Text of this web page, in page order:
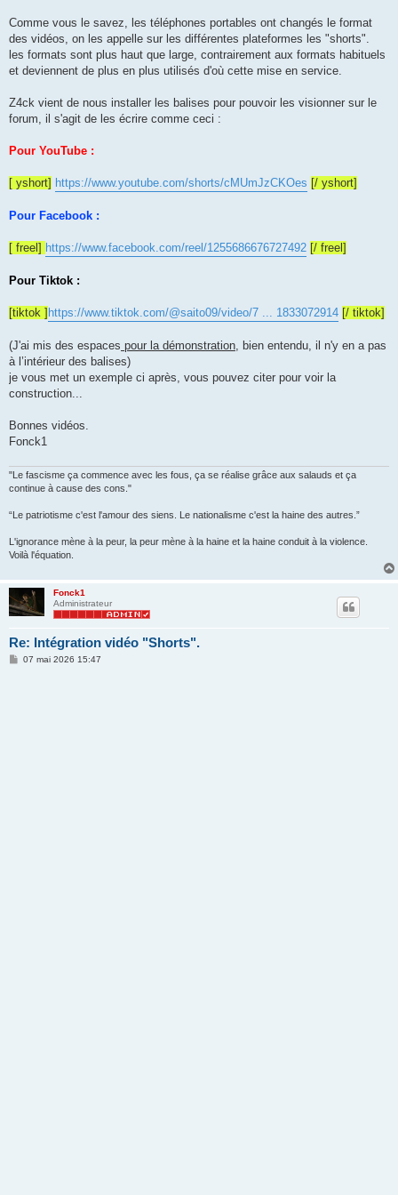
g
Comme vous le savez, les téléphones portables ont changés le format
des vidéos, on les appelle sur les différentes plateformes les "shorts".
les formats sont plus haut que large, contrairement aux formats habituels
et deviennent de plus en plus utilisés d'où cette mise en service.
Z4ck vient de nous installer les balises pour pouvoir les visionner sur le
forum, il s'agit de les écrire comme ceci :
Pour YouTube :
[ yshort] https://www.youtube.com/shorts/cMUmJzCKOes [/ yshort]
Pour Facebook :
[ freel] https://www.facebook.com/reel/1255686676727492 [/ freel]
Pour Tiktok :
[tiktok ] https://www.tiktok.com/@saito09/video/7 ... 1833072914 [/ tiktok]
(J'ai mis des espaces pour la démonstration, bien entendu, il n'y en a pas
à l’intérieur des balises)
je vous met un exemple ci après, vous pouvez citer pour voir la
construction...
Bonnes vidéos.
Fonck1
"Le fascisme ça commence avec les fous, ça se réalise grâce aux salauds et ça
continue à cause des cons."
“Le patriotisme c'est l'amour des siens. Le nationalisme c'est la haine des autres.”
L'ignorance mène à la peur, la peur mène à la haine et la haine conduit à la violence.
Voilà l'équation.
Fonck1
Administrateur
Re: Intégration vidéo "Shorts".
M07 mai 2026 15:47